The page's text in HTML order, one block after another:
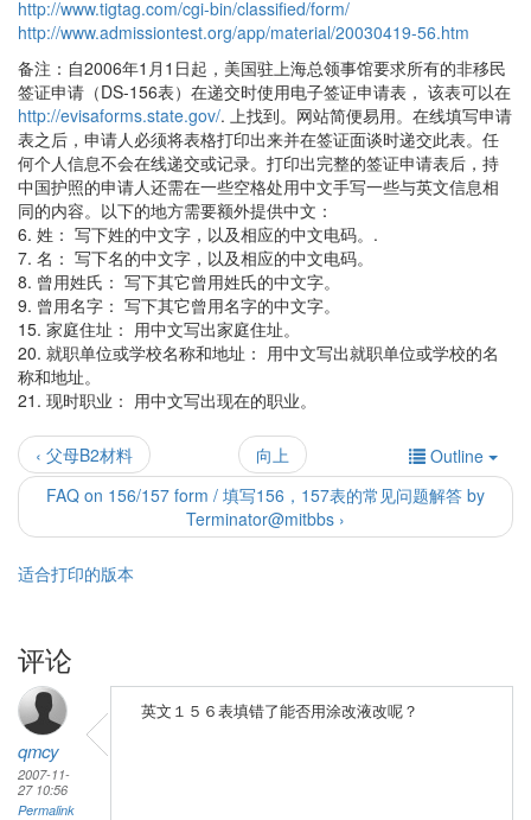
http://www.tigtag.com/cgi-bin/classified/form/
http://www.admissiontest.org/app/material/20030419-56.htm
备注：自2006年1月1日起，美国驻上海总领事馆要求所有的非移民
签证申请（DS-156表）在递交时使用电子签证申请表， 该表可以在
http://evisaforms.state.gov/. 上找到。网站简便易用。在线填写申请
表之后，申请人必须将表格打印出来并在签证面谈时递交此表。任
何个人信息不会在线递交或记录。打印出完整的签证申请表后，持
中国护照的申请人还需在一些空格处用中文手写一些与英文信息相
同的内容。以下的地方需要额外提供中文：
6. 姓： 写下姓的中文字，以及相应的中文电码。.
7. 名： 写下名的中文字，以及相应的中文电码。
8. 曾用姓氏： 写下其它曾用姓氏的中文字。
9. 曾用名字： 写下其它曾用名字的中文字。
15. 家庭住址： 用中文写出家庭住址。
20. 就职单位或学校名称和地址： 用中文写出就职单位或学校的名
称和地址。
21. 现时职业： 用中文写出现在的职业。
Outline
‹ 父母B2材料
向上
FAQ on 156/157 form / 填写156，157表的常见问题解答 by
Terminator@mitbbs ›
适合打印的版本
评论
qmcy
2007-11-
27 10:56
Permalink
英文１５６表填错了能否用涂改液改呢？